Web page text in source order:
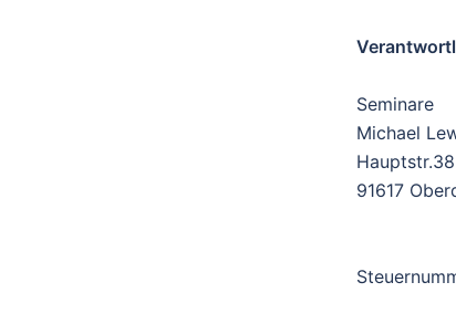
Seminare
Michael
Hauptstr.38
91617